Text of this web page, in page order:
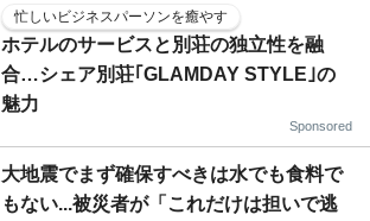
忙しいビジネスパーソンを癒やす
ホテルのサービスと別荘の独立性を融
合…シェア別荘｢GLAMDAY STYLE｣の
魅力
Sponsored
大地震でまず確保すべきは水でも食料で
もない...被災者が「これだけは担いで逃